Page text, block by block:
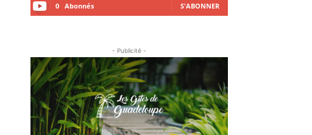
0 Abonnés S'ABONNER
- Publicité -